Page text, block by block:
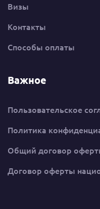
Визы
Контакты
Способы оплаты
Важное
Пользовательское
Политика
Общий договор
Договор оферты